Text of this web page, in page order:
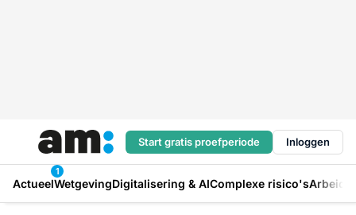
Start gratis proefperiode Inloggen
Actueel
1
WetgevingDigitalisering & AIComplexe risico's